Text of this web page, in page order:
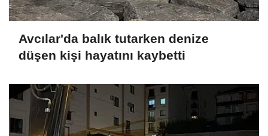
Avcılar'da balık tutarken denize
düşen kişi hayatını kaybetti